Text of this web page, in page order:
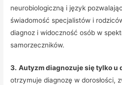
neurobiologiczną i język
świadomość specjalistów i
diagnoz i widoczność osób w
samorzeczników.
3. Autyzm diagnozuje się tylko u
otrzymuje diagnozę w dorosłości,